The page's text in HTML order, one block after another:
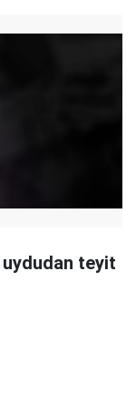
uydudan teyit